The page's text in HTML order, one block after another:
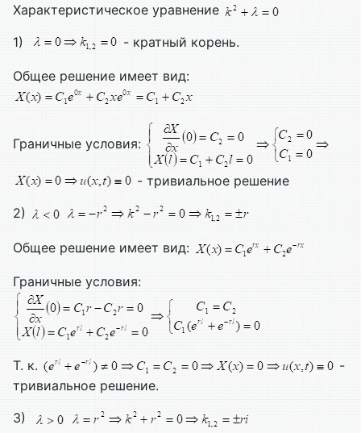
Характеристическое уравнение
1) - кратный корень.
Общее решение имеет вид:
Граничные условия:
- тривиальное решение
2)
Общее решение имеет вид:
Граничные условия:
Т. к.
-
тривиальное решение.
3)